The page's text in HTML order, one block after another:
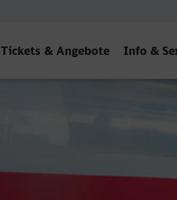
Tickets & Angebote Info &